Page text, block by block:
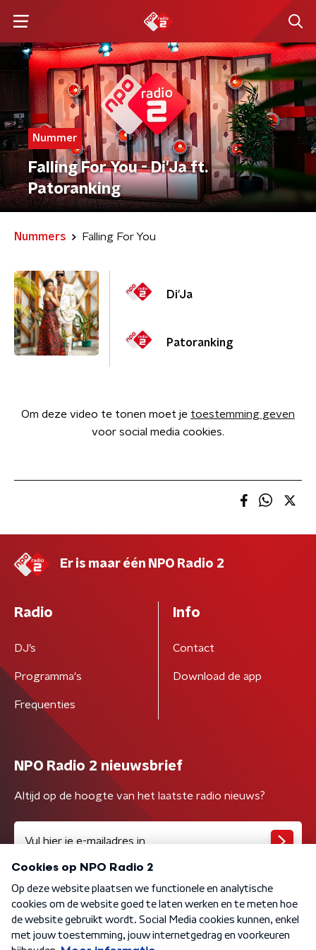
Nummer
Falling For You - Di'Ja ft.
Patoranking
Nummers Falling For You
Di'Ja
Patoranking
Om deze video te tonen moet je toestemming geven
voor social media cookies.
Er is maar één NPO Radio 2
Radio
DJ’s
Programma's
Frequenties
Info
Contact
Download de app
NPO Radio 2 nieuwsbrief
Altijd op de hoogte van het laatste radio nieuws?
Algemene voorwaarden